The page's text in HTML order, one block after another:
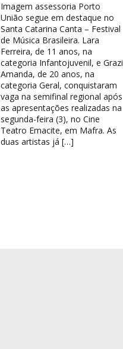
Imagem assessoria Porto
União segue em destaque no
Santa Catarina Canta – Festival
de Música Brasileira. Lara
Ferreira, de 11 anos, na
categoria Infantojuvenil, e Grazi
Amanda, de 20 anos, na
categoria Geral, conquistaram
vaga na semifinal regional após
as apresentações realizadas na
segunda-feira (3), no Cine
Teatro Emacite, em Mafra. As
duas artistas já […]